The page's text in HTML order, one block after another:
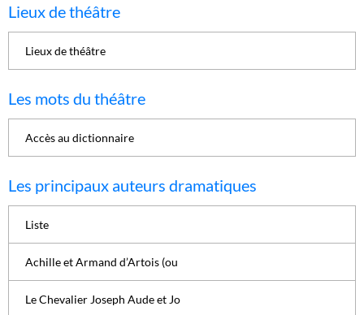
Lieux de théâtre
Lieux de théâtre
Les mots du théâtre
Accès au dictionnaire
Les principaux auteurs dramatiques
Liste
Achille et Armand d’Artois (ou
Le Chevalier Joseph Aude et Jo